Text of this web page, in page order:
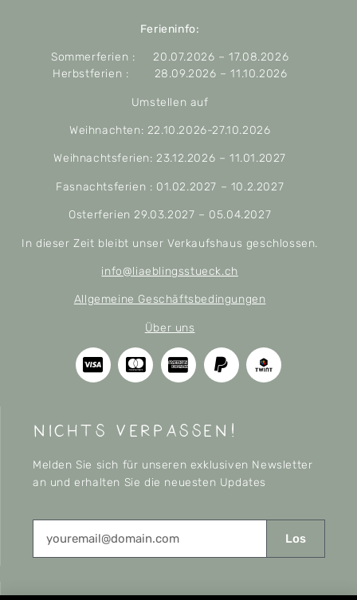
Ferieninfo:
Sommerferien : 20.07.2026 – 17.08.2026
Herbstferien : 28.09.2026 – 11.10.2026
Umstellen auf
Weihnachten: 22.10.2026-27.10.2026
Weihnachtsferien: 23.12.2026 – 11.01.2027
Fasnachtsferien : 01.02.2027 – 10.2.2027
Osterferien 29.03.2027 – 05.04.2027
In dieser Zeit bleibt unser Verkaufshaus geschlossen.
info@liaeblingsstueck.ch
Allgemeine Geschäftsbedingungen
Über uns
nichts verpassen!
Melden Sie sich für unseren exklusiven Newsletter
an und erhalten Sie die neuesten Updates
Los